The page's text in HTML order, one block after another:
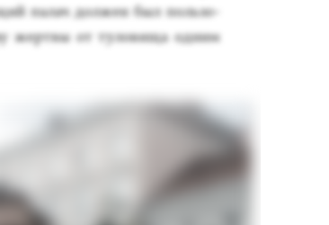
па­лач дол­жен был поль­зо­
жер­твы от ту­лови­ща од­ним